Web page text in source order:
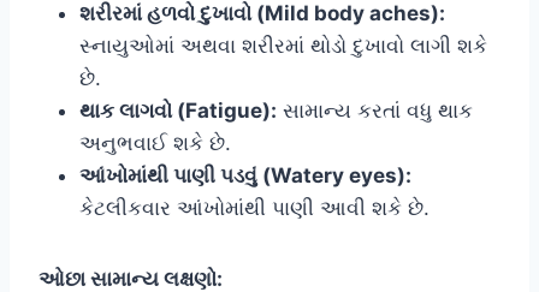
શરીરમાં હળવો દુખાવો (Mild body aches):
સ્નાયુઓમાં અથવા શરીરમાં થોડો દુખાવો લાગી શકે
છે.
થાક લાગવો (Fatigue): સામાન્ય કરતાં વધુ થાક
અનુભવાઈ શકે છે.
આંખોમાંથી પાણી પડવું (Watery eyes):
કેટલીકવાર આંખોમાંથી પાણી આવી શકે છે.
ઓછા સામાન્ય લક્ષણો: